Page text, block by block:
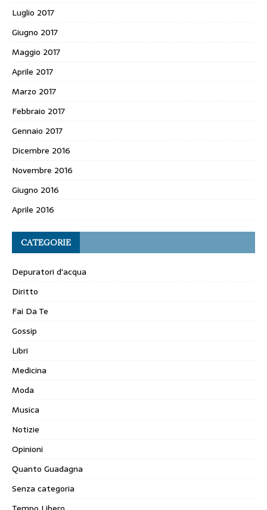
Luglio 2017
Giugno 2017
Maggio 2017
Aprile 2017
Marzo 2017
Febbraio 2017
Gennaio 2017
Dicembre 2016
Novembre 2016
Giugno 2016
Aprile 2016
CATEGORIE
Depuratori d'acqua
Diritto
Fai Da Te
Gossip
Libri
Medicina
Moda
Musica
Notizie
Opinioni
Quanto Guadagna
Senza categoria